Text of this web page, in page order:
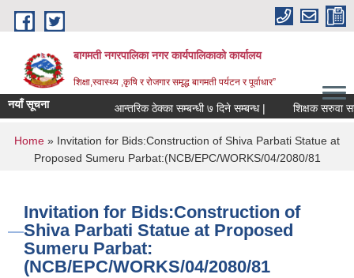
Skip to main content
बागमती नगरपालिका नगर कार्यपालिकाको कार्यालय
शिक्षा,स्वास्थ्य ,कृषि र रोजगार समृद्ध बागमती पर्यटन र पूर्वाधार”
नयाँ सूचना आन्तरिक ठेक्का सम्बन्धी ७ दिने सम्बन्ध |
You are here
Home » Invitation for Bids:Construction of Shiva Parbati Statue at
Proposed Sumeru Parbat:(NCB/EPC/WORKS/04/2080/81
Invitation for Bids:Construction of
Shiva Parbati Statue at Proposed
Sumeru Parbat:
(NCB/EPC/WORKS/04/2080/81